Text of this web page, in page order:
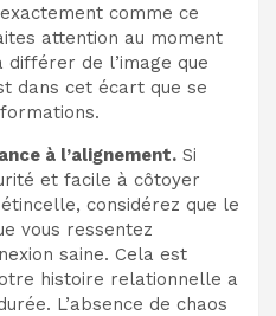
comme ce
attention au moment
de l’image que
dans cet écart que se
à l’alignement. Si
et facile à côtoyer
considérez que le
vous ressentez
saine. Cela est
histoire relationnelle a
L’absence de chaos